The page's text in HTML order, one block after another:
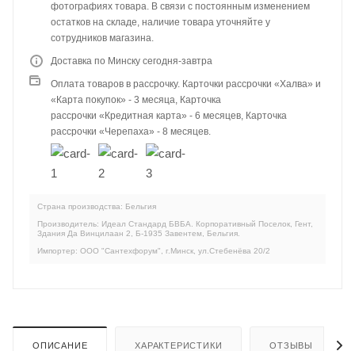
фотографиях товара. В связи с постоянным изменением
остатков на складе, наличие товара уточняйте у
сотрудников магазина.
Доставка по Минску сегодня-завтра
Оплата товаров в рассрочку. Карточки рассрочки «Халва» и
«Карта покупок» - 3 месяца, Карточка
рассрочки «Кредитная карта» - 6 месяцев, Карточка
рассрочки «Черепаха» - 8 месяцев.
Страна производства: Бельгия
Производитель: Идеал Стандард БВБА. Корпоративный Поселок, Гент,
Здания Да Винцилаан 2, Б-1935 Завентем, Бельгия.
Импортер: ООО "Сантехфорум", г.Минск, ул.Стебенёва 20/2
ОПИСАНИЕ ХАРАКТЕРИСТИКИ ОТЗЫВЫ